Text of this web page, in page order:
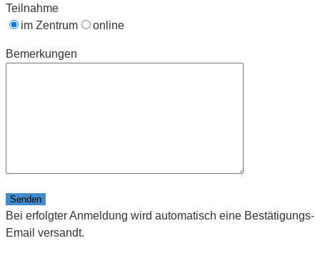
Teilnahme
im Zentrum
online
Bemerkungen
Bitte lasse dieses Feld leer.
Bei erfolgter Anmeldung wird automatisch eine Bestätigungs-
Email versandt.